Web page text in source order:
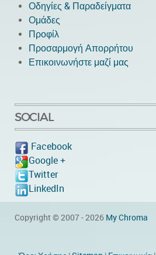
Οδηγίες & Παραδείγματα
Ομάδες
Προφίλ
Προσαρμογή Απορρήτου
Επικοινωνήστε μαζί μας
SOCIAL
Facebook
Google +
Twitter
LinkedIn
Copyright © 2007 - 2026 My Chroma